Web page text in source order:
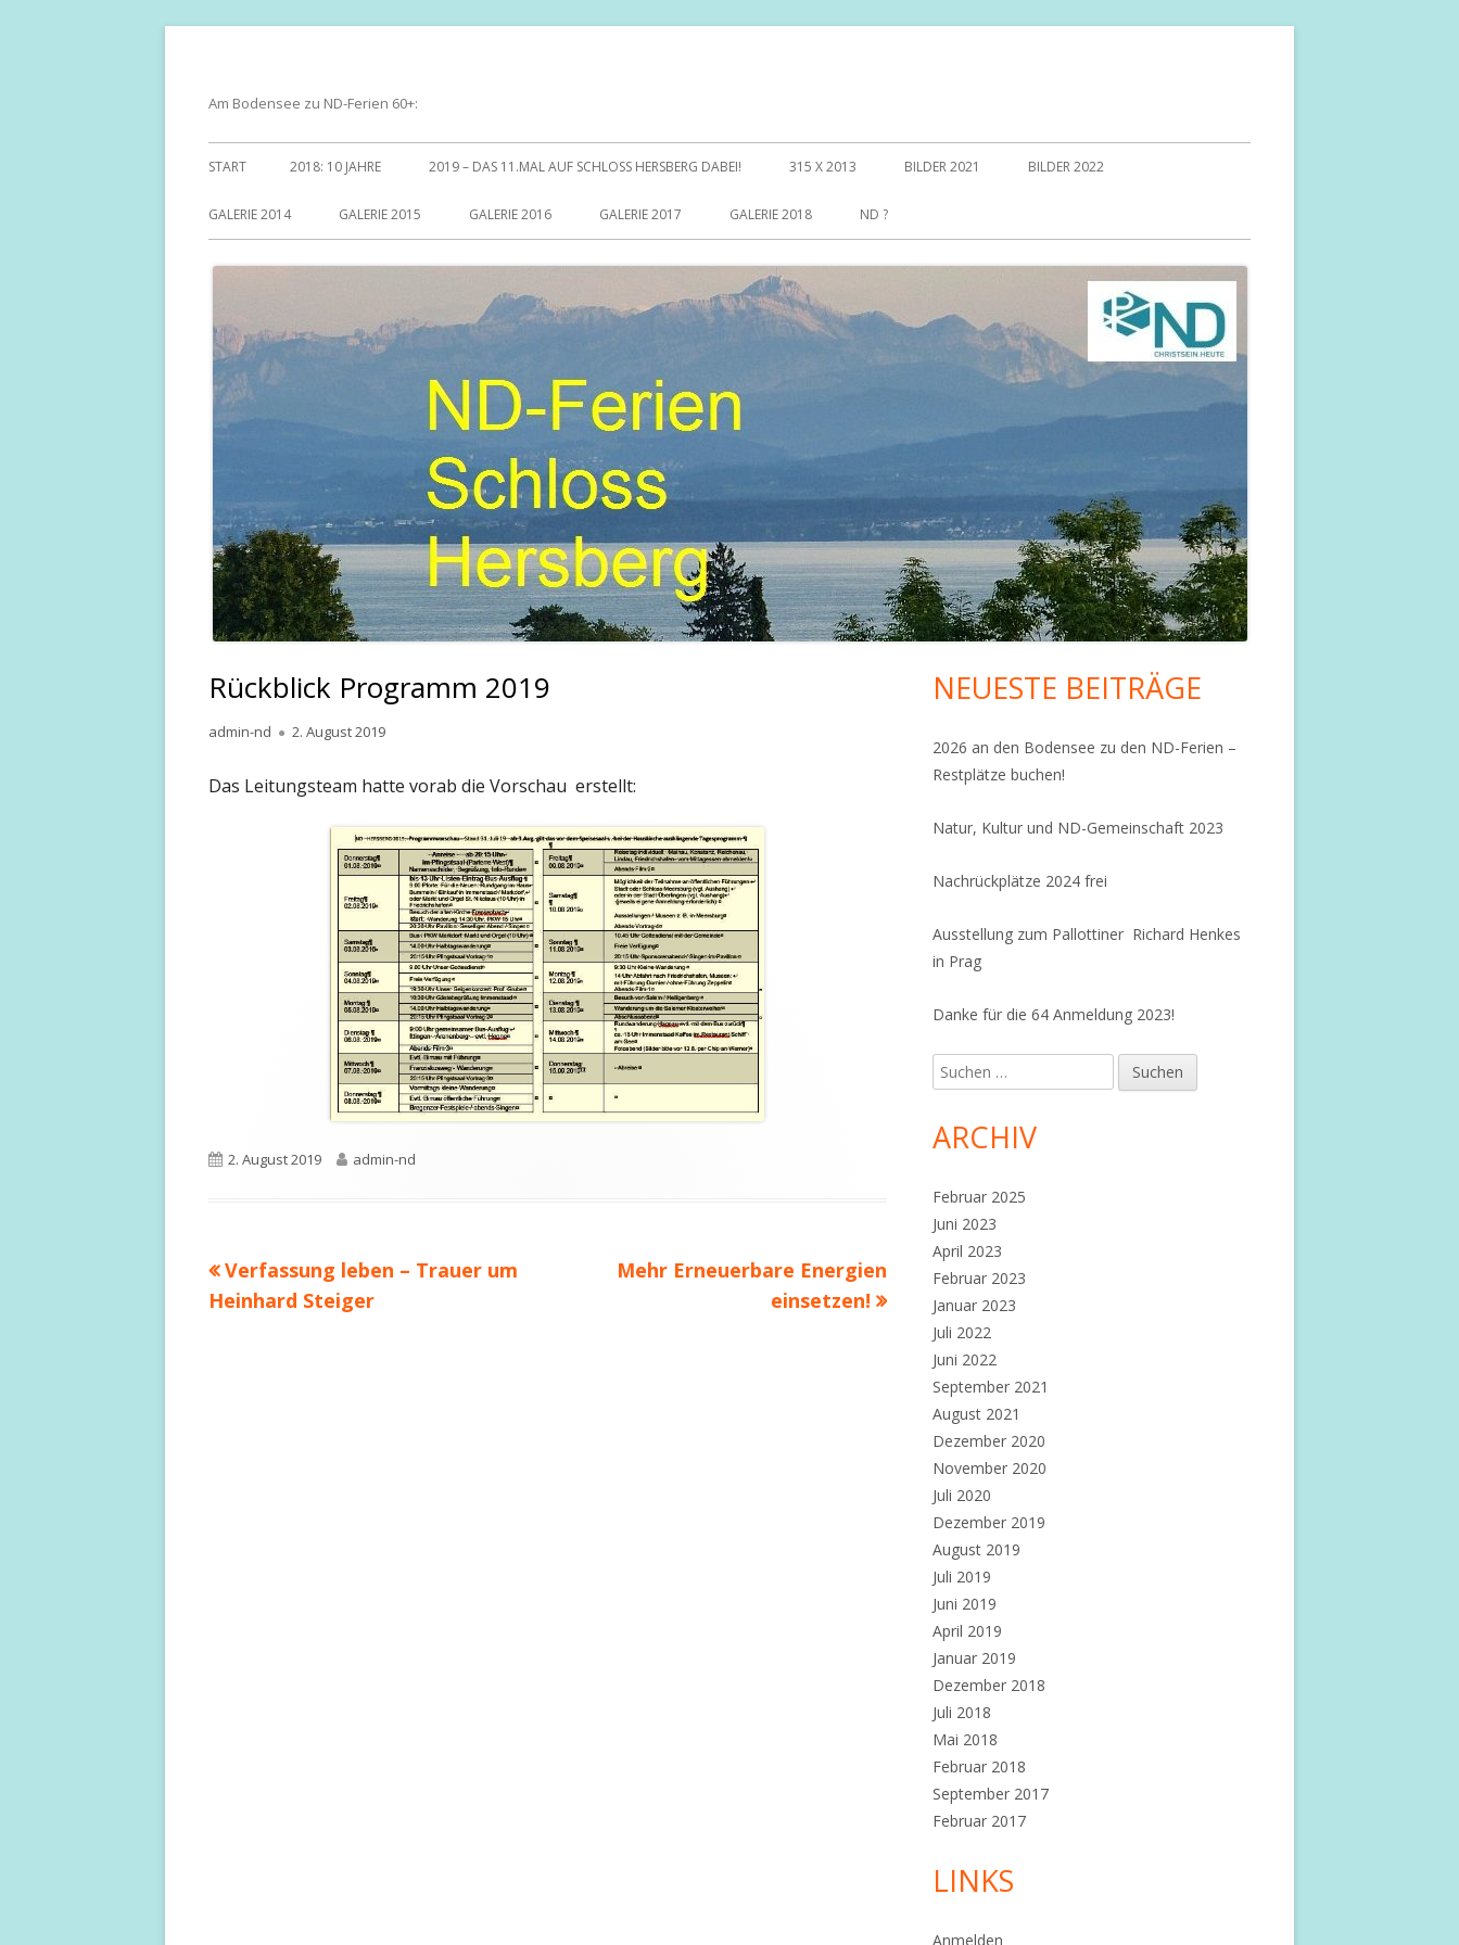
Am Bodensee zu ND-Ferien 60+:
Primäres
Menü
START 2018: 10 JAHRE 2019 – DAS 11.MAL AUF SCHLOSS HERSBERG DABEI! 315 X 2013 BILDER 2021 BILDER 2022
GALERIE 2014 GALERIE 2015 GALERIE 2016 GALERIE 2017 GALERIE 2018 ND ?
Rückblick Programm 2019
Autor
admin-nd
Veröffentlicht
2. August 2019
Das Leitungsteam hatte vorab die Vorschau erstellt:
Veröffentlicht
2. August 2019 Autor
admin-nd
Beitragsnavigation
Vorheriger
Beitrag:
Verfassung leben – Trauer um
Heinhard Steiger
Nächster
Mehr Erneuerbare Energien
einsetzen!
Haupt-
Seitenleiste
NEUESTE BEITRÄGE
2026 an den Bodensee zu den ND-Ferien –
Restplätze buchen!
Natur, Kultur und ND-Gemeinschaft 2023
Nachrückplätze 2024 frei
Ausstellung zum Pallottiner Richard Henkes
in Prag
Danke für die 64 Anmeldung 2023!
Suchen
nach:
ARCHIV
Februar 2025
Juni 2023
April 2023
Februar 2023
Januar 2023
Juli 2022
Juni 2022
September 2021
August 2021
Dezember 2020
November 2020
Juli 2020
Dezember 2019
August 2019
Juli 2019
Juni 2019
April 2019
Januar 2019
Dezember 2018
Juli 2018
Mai 2018
Februar 2018
September 2017
Februar 2017
LINKS
Anmelden